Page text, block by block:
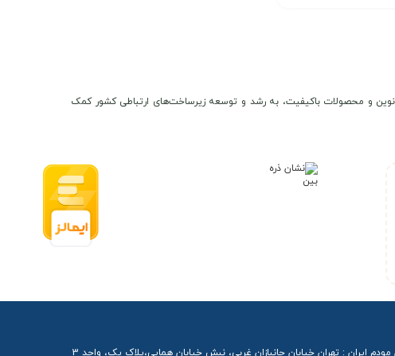
نوین و محصولات باکیفیت، به رشد و توسعه زیرساخت‌های ارتباطی کشور کمک
ایران : تهران خیابان جانبازان غربی، نبش خیابان همایی،پلاک یک، واحد 3